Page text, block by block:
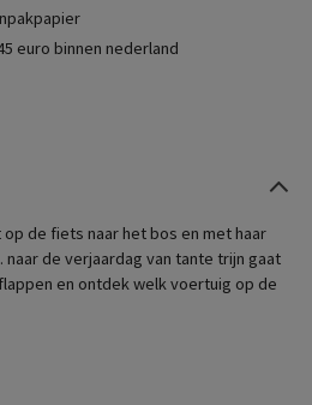
euro binnen nederland
de fiets naar het bos en met haar
de verjaardag van tante trijn gaat
en ontdek welk voertuig op de